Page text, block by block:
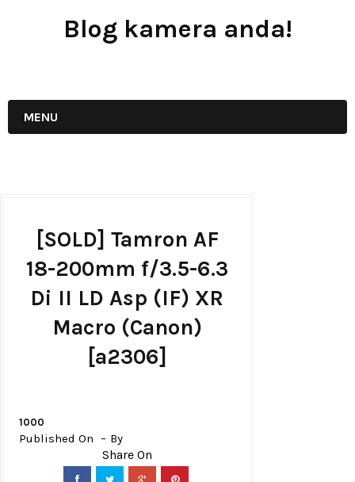
Blog kamera anda!
MENU
[SOLD] Tamron AF
18-200mm f/3.5-6.3
Di II LD Asp (IF) XR
Macro (Canon)
[a2306]
1000
Published On By